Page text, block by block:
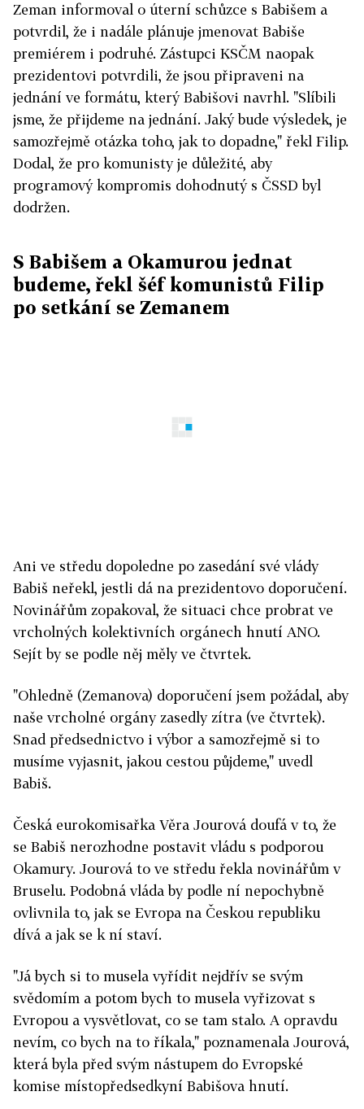
Zeman informoval o úterní schůzce s Babišem a
potvrdil, že i nadále plánuje jmenovat Babiše
premiérem i podruhé. Zástupci KSČM naopak
prezidentovi potvrdili, že jsou připraveni na
jednání ve formátu, který Babišovi navrhl. "Slíbili
jsme, že přijdeme na jednání. Jaký bude výsledek, je
samozřejmě otázka toho, jak to dopadne," řekl Filip.
Dodal, že pro komunisty je důležité, aby
programový kompromis dohodnutý s ČSSD byl
dodržen.
S Babišem a Okamurou jednat
budeme, řekl šéf komunistů Filip
po setkání se Zemanem
Ani ve středu dopoledne po zasedání své vlády
Babiš neřekl, jestli dá na prezidentovo doporučení.
Novinářům zopakoval, že situaci chce probrat ve
vrcholných kolektivních orgánech hnutí ANO.
Sejít by se podle něj měly ve čtvrtek.
"Ohledně (Zemanova) doporučení jsem požádal, aby
naše vrcholné orgány zasedly zítra (ve čtvrtek).
Snad předsednictvo i výbor a samozřejmě si to
musíme vyjasnit, jakou cestou půjdeme," uvedl
Babiš.
Česká eurokomisařka Věra Jourová doufá v to, že
se Babiš nerozhodne postavit vládu s podporou
Okamury. Jourová to ve středu řekla novinářům v
Bruselu. Podobná vláda by podle ní nepochybně
ovlivnila to, jak se Evropa na Českou republiku
dívá a jak se k ní staví.
"Já bych si to musela vyřídit nejdřív se svým
svědomím a potom bych to musela vyřizovat s
Evropou a vysvětlovat, co se tam stalo. A opravdu
nevím, co bych na to říkala," poznamenala Jourová,
která byla před svým nástupem do Evropské
komise místopředsedkyní Babišova hnutí.